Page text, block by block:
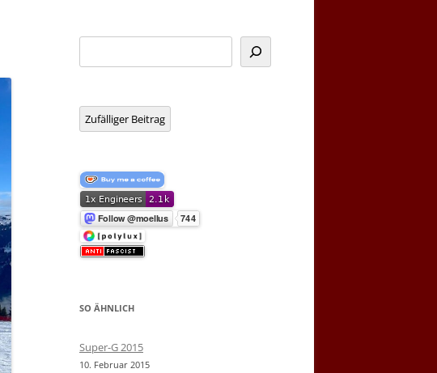
Zufälliger Beitrag
SO ÄHNLICH
Super-G 2015
10. Februar 2015